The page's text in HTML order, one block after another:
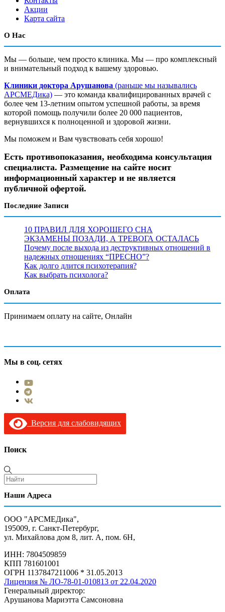
Акции
Карта сайта
О Нас
Мы — больше, чем просто клиника. Мы — про комплексный
и внимательный подход к вашему здоровью.
Клиники доктора Арушанова (раньше мы назывались
АРСМЕДика) — это команда квалифицированных врачей с
более чем 13-летним опытом успешной работы, за время
которой помощь получили более 20 000 пациентов,
вернувшихся к полноценной и здоровой жизни.
Мы поможем и Вам чувствовать себя хорошо!
Есть противопоказания, необходима консультация
специалиста. Размещение на сайте носит
информационный характер и не является
публичной офертой.
Последние Записи
10 ПРАВИЛ ДЛЯ ХОРОШЕГО СНА
ЭКЗАМЕНЫ ПОЗАДИ, А ТРЕВОГА ОСТАЛАСЬ
Почему после выхода из деструктивных отношений в
надежных отношениях “ПРЕСНО”?
Как долго длится психотерапия?
Как выбрать психолога?
Оплата
Принимаем оплату на сайте, Онлайн
Мы в соц. сетях
Версия для слабовидящих
Поиск
Наши Адреса
ООО "АРСМЕДика",
195009, г. Санкт-Петербург,
ул. Михайлова дом 8, лит. А, пом. 6Н,
ИНН: 7804509859
КПП 781601001
ОГРН 1137847211006 * 31.05.2013
Лицензия № ЛО-78-01-010813 от 22.04.2020
Генеральный директор:
Арушанова Мариэтта Самсоновна